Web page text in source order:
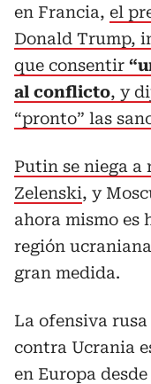
en Francia, el
Donald Trump,
que consentir
al conflicto, y
“pronto” las
Putin se niega a
Zelenski, y
ahora mismo es
región
gran medida.
La ofensiva rusa
contra Ucrania
en Europa